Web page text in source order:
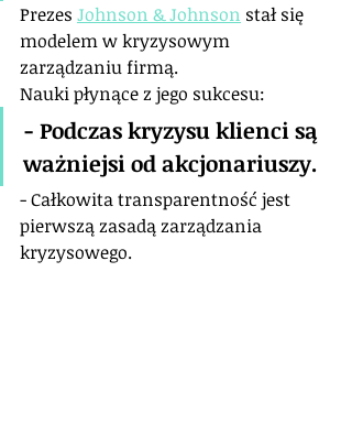
Prezes Johnson & Johnson stał się
modelem w kryzysowym
zarządzaniu firmą.
Nauki płynące z jego sukcesu:
- Podczas kryzysu klienci są
ważniejsi od akcjonariuszy.
- Całkowita transparentność jest
pierwszą zasadą zarządzania
kryzysowego.